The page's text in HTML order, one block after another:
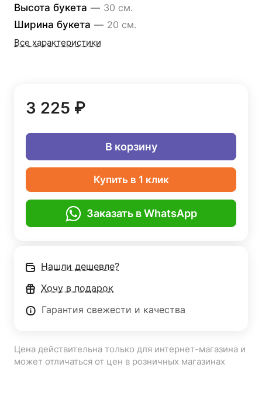
Высота букета — 30 см.
Ширина букета — 20 см.
Все характеристики
3 225 ₽
В корзину
Купить в 1 клик
Заказать в WhatsApp
Нашли дешевле?
Хочу в подарок
Гарантия свежести и качества
Цена действительна только для интернет-магазина и
может отличаться от цен в розничных магазинах